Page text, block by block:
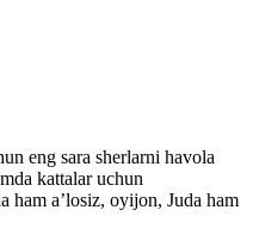
eng sara sherlarni havola
kattalar uchun
ham a’losiz, oyijon, Juda ham